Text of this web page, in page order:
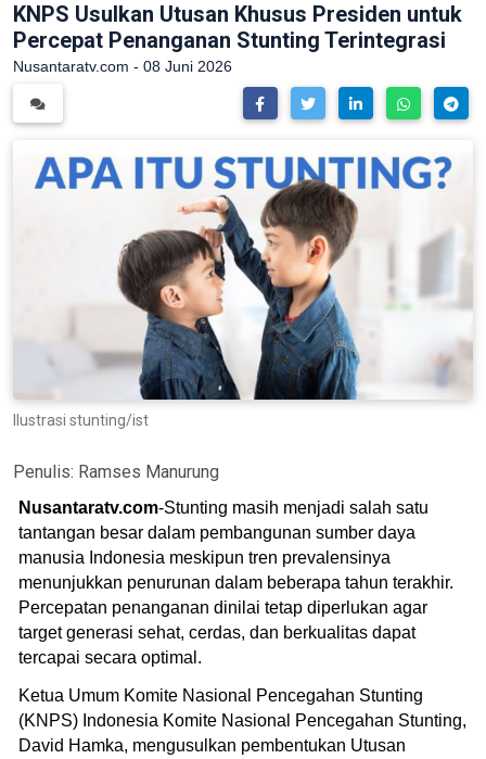
KNPS Usulkan Utusan Khusus Presiden untuk
Percepat Penanganan Stunting Terintegrasi
Nusantaratv.com - 08 Juni 2026
Ilustrasi stunting/ist
Penulis: Ramses Manurung
Nusantaratv.com-Stunting masih menjadi salah satu
tantangan besar dalam pembangunan sumber daya
manusia Indonesia meskipun tren prevalensinya
menunjukkan penurunan dalam beberapa tahun terakhir.
Percepatan penanganan dinilai tetap diperlukan agar
target generasi sehat, cerdas, dan berkualitas dapat
tercapai secara optimal.
Ketua Umum Komite Nasional Pencegahan Stunting
(KNPS) Indonesia Komite Nasional Pencegahan Stunting,
David Hamka, mengusulkan pembentukan Utusan